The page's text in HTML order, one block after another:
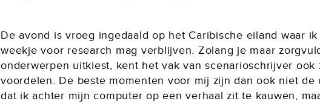
De avond is vroeg ingedaald op het Caribische eiland waar ik
weekje voor research mag verblijven. Zolang je maar
onderwerpen uitkiest, kent het vak van scenarioschrijver ook
voordelen. De beste momenten voor mij zijn dan ook niet de
dat ik achter mijn computer op een verhaal zit te kauwen,